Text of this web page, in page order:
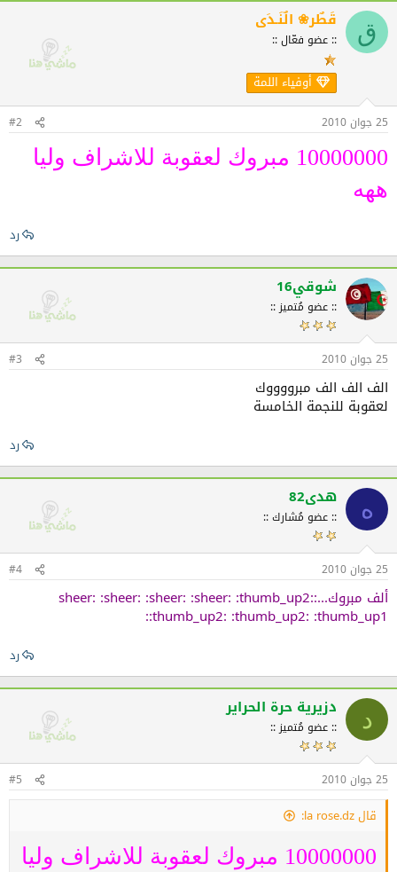
ق قَطٌر❀ الٌنَـدَى
:: عضو فعّال ::
أوفياء اللمة
25 جوان 2010 #2
10000000 مبروك لعقوبة للاشراف وليا
ههه
رد
شوقي16
:: عضو مُتميز ::
25 جوان 2010 #3
الف الف الف مبرووووك
لعقوبة للنجمة الخامسة
رد
ه هدى82
:: عضو مُشارك ::
25 جوان 2010 #4
ألف مبروك...:sheer: :sheer: :sheer: :sheer: :thumb_up2:
:thumb_up2: :thumb_up2: :thumb_up1:
رد
د دزيرية حرة الحراير
:: عضو مُتميز ::
25 جوان 2010 #5
قال la rose.dz:
10000000 مبروك لعقوبة للاشراف وليا